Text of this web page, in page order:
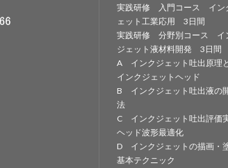
実践研修 入門コース イン
ェット工業応用 3日間
実践研修 分野別コース イ
ジェット液材料開発 3日間
A インクジェット吐出原理
インクジェットヘッド
B インクジェット吐出液の
法
C インクジェット吐出評価
ヘッド波形最適化
D インクジェットの描画・
基本テクニック